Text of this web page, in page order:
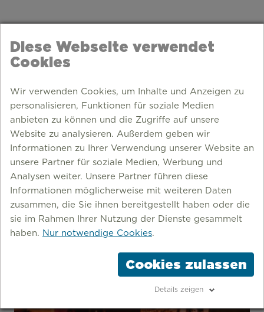
Diese Webseite verwendet
Cookies
Wir verwenden Cookies, um Inhalte und Anzeigen zu
personalisieren, Funktionen für soziale Medien
anbieten zu können und die Zugriffe auf unsere
Website zu analysieren. Außerdem geben wir
Informationen zu Ihrer Verwendung unserer Website an
unsere Partner für soziale Medien, Werbung und
Analysen weiter. Unsere Partner führen diese
Informationen möglicherweise mit weiteren Daten
zusammen, die Sie ihnen bereitgestellt haben oder die
sie im Rahmen Ihrer Nutzung der Dienste gesammelt
haben. Nur notwendige Cookies.
Cookies zulassen
Details zeigen